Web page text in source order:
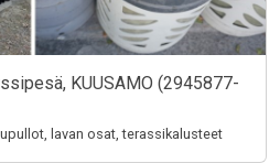
KUUSAMO (2945877-
lavan osat, terassikalusteet